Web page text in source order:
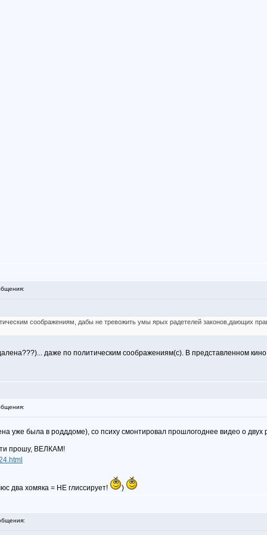
соображениям, дабы не тревожить умы ярых радетелей законов,дающих
даже по политическим соображениям(с). В представленном
уже была в родддоме), со психу смонтировал прошлогоднее видео о двух
прошу, ВЕЛКАМ!
два хомяка = НЕ глиссирует! )